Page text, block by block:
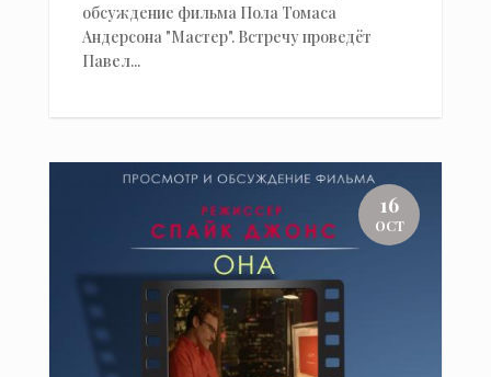
обсуждение фильма Пола Томаса
Андерсона "Мастер". Встречу проведёт
Павел...
16
OCT